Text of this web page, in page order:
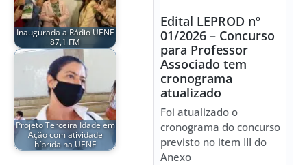
Inaugurada a Rádio UENF
87,1 FM
Projeto Terceira Idade em
Ação com atividade
híbrida na UENF
Edital LEPROD nº
01/2026 – Concurso
para Professor
Associado tem
cronograma
atualizado
Foi atualizado o
cronograma do concurso
previsto no item III do
Anexo